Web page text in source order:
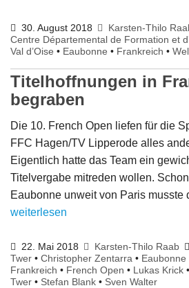
30. August 2018 Karsten-Thilo
Centre Départemental de Formation et
Val d’Oise • Eaubonne • Frankreich •
Titelhoffnungen in
begraben
Die 10. French Open liefen für die
FFC Hagen/TV Lipperode alles
Eigentlich hatte das Team ein
Titelvergabe mitreden wollen.
Eaubonne unweit von Paris
weiterlesen
22. Mai 2018 Karsten-Thilo Raab
Twer • Christopher Zentarra • Eaubonne
Frankreich • French Open • Lukas Krick •
Twer • Stefan Blank • Sven Walter